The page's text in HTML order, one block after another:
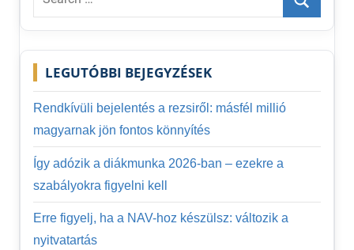
Search
LEGUTÓBBI BEJEGYZÉSEK
Rendkívüli bejelentés a rezsiről: másfél millió
magyarnak jön fontos könnyítés
Így adózik a diákmunka 2026-ban – ezekre a
szabályokra figyelni kell
Erre figyelj, ha a NAV-hoz készülsz: változik a
nyitvatartás